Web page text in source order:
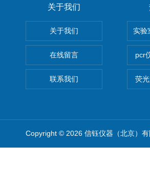
关于我们
关于我们
在线留言
联系我们
实验
pcr
荧
Copyright © 2026 信钰仪器（北京）